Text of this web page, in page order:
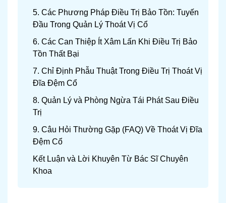
5. Các Phương Pháp Điều Trị Bảo Tồn: Tuyến
Đầu Trong Quản Lý Thoát Vị Cổ
6. Các Can Thiệp Ít Xâm Lấn Khi Điều Trị Bảo
Tồn Thất Bại
7. Chỉ Định Phẫu Thuật Trong Điều Trị Thoát Vị
Đĩa Đệm Cổ
8. Quản Lý và Phòng Ngừa Tái Phát Sau Điều
Trị
9. Câu Hỏi Thường Gặp (FAQ) Về Thoát Vị Đĩa
Đệm Cổ
Kết Luận và Lời Khuyên Từ Bác Sĩ Chuyên
Khoa